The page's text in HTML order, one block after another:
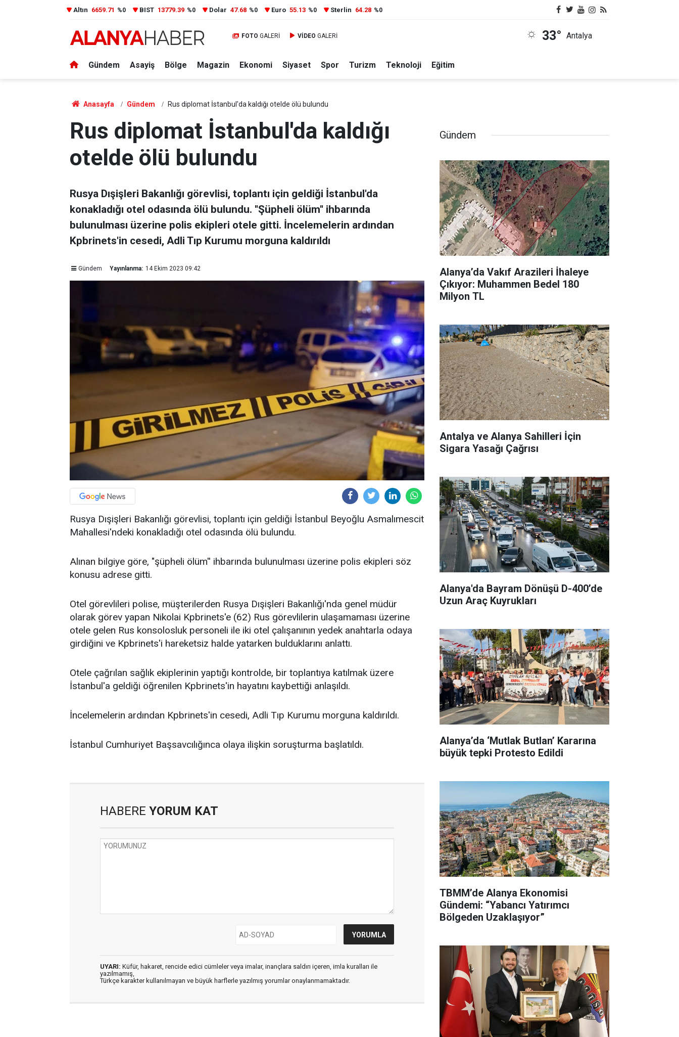
Altın 6659.71 %0 BIST 13779.39 %0 Dolar 47.68 %0 Euro 55.13 %0 Sterlin 64.28 %0
FOTO GALERİ VİDEO GALERİ 33° Antalya
Gündem Asayiş Bölge Magazin Ekonomi Siyaset Spor Turizm Teknoloji Eğitim
Anasayfa Gündem Rus diplomat İstanbul'da kaldığı otelde ölü bulundu
Rus diplomat İstanbul'da kaldığı
otelde ölü bulundu
Rusya Dışişleri Bakanlığı görevlisi, toplantı için geldiği İstanbul'da
konakladığı otel odasında ölü bulundu. ''Şüpheli ölüm'' ihbarında
bulunulması üzerine polis ekipleri otele gitti. İncelemelerin ardından
Kpbrinets'in cesedi, Adli Tıp Kurumu morguna kaldırıldı
Gündem Yayınlanma: 14 Ekim 2023 09:42
Rusya Dışişleri Bakanlığı görevlisi, toplantı için geldiği İstanbul Beyoğlu Asmalımescit
Mahallesi'ndeki konakladığı otel odasında ölü bulundu.
Alınan bilgiye göre, "şüpheli ölüm'' ihbarında bulunulması üzerine polis ekipleri söz
konusu adrese gitti.
Otel görevlileri polise, müşterilerden Rusya Dışişleri Bakanlığı'nda genel müdür
olarak görev yapan Nikolai Kpbrinets'e (62) Rus görevlilerin ulaşamaması üzerine
otele gelen Rus konsolosluk personeli ile iki otel çalışanının yedek anahtarla odaya
girdiğini ve Kpbrinets'i hareketsiz halde yatarken bulduklarını anlattı.
Otele çağrılan sağlık ekiplerinin yaptığı kontrolde, bir toplantıya katılmak üzere
İstanbul'a geldiği öğrenilen Kpbrinets'in hayatını kaybettiği anlaşıldı.
İncelemelerin ardından Kpbrinets'in cesedi, Adli Tıp Kurumu morguna kaldırıldı.
İstanbul Cumhuriyet Başsavcılığınca olaya ilişkin soruşturma başlatıldı.
HABERE YORUM KAT
UYARI: Küfür, hakaret, rencide edici cümleler veya imalar, inançlara saldırı içeren, imla kuralları ile
yazılmamış,
Türkçe karakter kullanılmayan ve büyük harflerle yazılmış yorumlar onaylanmamaktadır.
Gündem
Alanya’da Vakıf Arazileri İhaleye
Çıkıyor: Muhammen Bedel 180
Milyon TL
Antalya ve Alanya Sahilleri İçin
Sigara Yasağı Çağrısı
Alanya'da Bayram Dönüşü D-400’de
Uzun Araç Kuyrukları
Alanya’da ‘Mutlak Butlan’ Kararına
büyük tepki Protesto Edildi
TBMM’de Alanya Ekonomisi
Gündemi: “Yabancı Yatırımcı
Bölgeden Uzaklaşıyor”